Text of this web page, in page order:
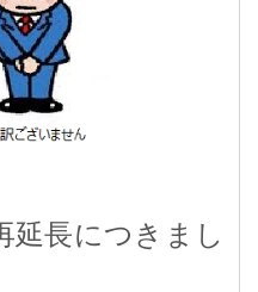
延長につきまし